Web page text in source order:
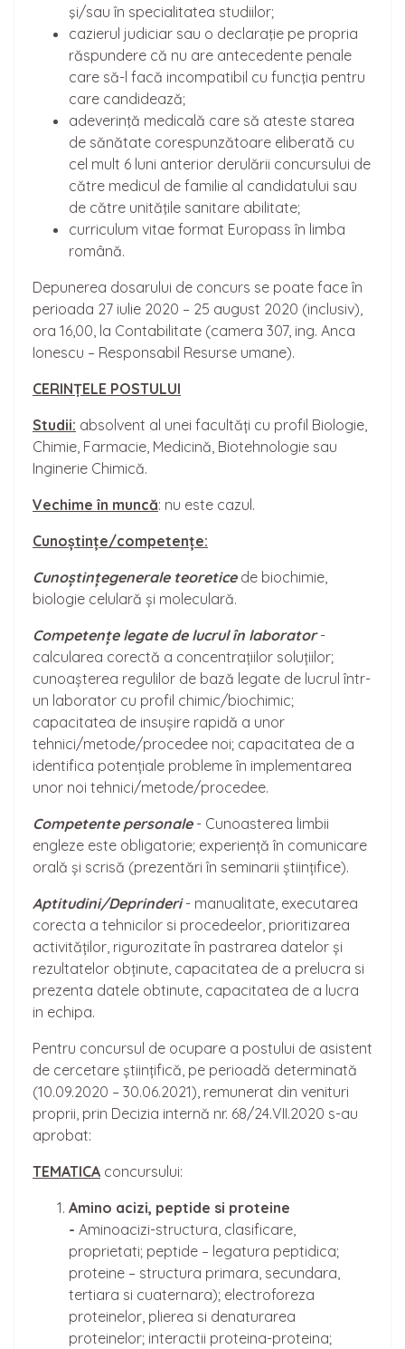
şi/sau în specialitatea studiilor;
cazierul judiciar sau o declaraţie pe propria
răspundere că nu are antecedente penale
care să-l facă incompatibil cu funcţia pentru
care candidează;
adeverinţă medicală care să ateste starea
de sănătate corespunzătoare eliberată cu
cel mult 6 luni anterior derulării concursului de
către medicul de familie al candidatului sau
de către unităţile sanitare abilitate;
curriculum vitae format Europass în limba
română.
Depunerea dosarului de concurs se poate face în
perioada 27 iulie 2020 – 25 august 2020 (inclusiv),
ora 16,00, la Contabilitate (camera 307, ing. Anca
Ionescu – Responsabil Resurse umane).
CERINȚELE POSTULUI
Studii: absolvent al unei facultăți cu profil Biologie,
Chimie, Farmacie, Medicină, Biotehnologie sau
Inginerie Chimică.
Vechime în muncă: nu este cazul.
Cunoștințe/competențe:
Cunoștințegenerale teoreticede biochimie,
biologie celulară și moleculară.
Competențe legate de lucrul în laborator-
calcularea corectă a concentrațiilor soluțiilor;
cunoașterea regulilor de bază legate de lucrul într-
un laborator cu profil chimic/biochimic;
capacitatea de insușire rapidă a unor
tehnici/metode/procedee noi; capacitatea de a
identifica potențiale probleme în implementarea
unor noi tehnici/metode/procedee.
Competente personale- Cunoasterea limbii
engleze este obligatorie; experiență în comunicare
orală și scrisă (prezentări în seminarii științifice).
Aptitudini/Deprinderi- manualitate, executarea
corecta a tehnicilor si procedeelor, prioritizarea
activităților, rigurozitate în pastrarea datelor și
rezultatelor obținute, capacitatea de a prelucra si
prezenta datele obtinute, capacitatea de a lucra
in echipa.
Pentru concursul de ocupare a postului de asistent
de cercetare științifică, pe perioadă determinată
(10.09.2020 – 30.06.2021), remunerat din venituri
proprii, prin Decizia internă nr. 68/24.VII.2020 s-au
aprobat:
TEMATICA concursului:
Amino acizi, peptide si proteine
- Aminoacizi-structura, clasificare,
proprietati; peptide – legatura peptidica;
proteine – structura primara, secundara,
tertiara si cuaternara); electroforeza
proteinelor, plierea si denaturarea
proteinelor; interactii proteina-proteina;